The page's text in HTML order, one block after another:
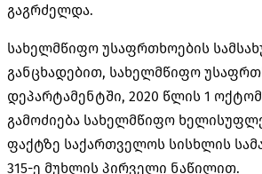
გაგრძელდა.
სახელმწიფო უსაფრთხოების
განცხადებით, სახელმწიფო
დეპარტამენტში, 2020 წლის 1
გამოძიება სახელმწიფო
ფაქტზე საქართველოს სისხლის
315-ე მუხლის პირველი ნაწილით.